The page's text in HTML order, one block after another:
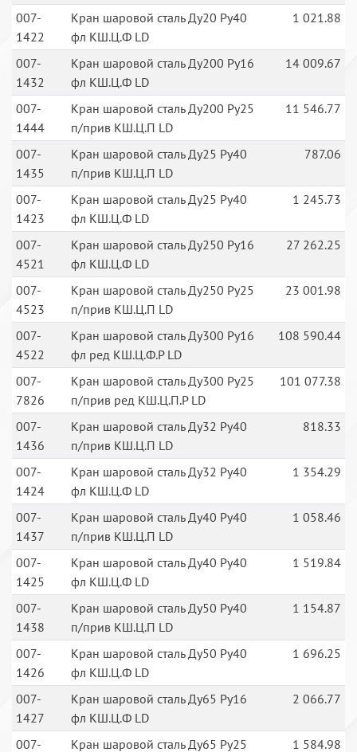
007-
1422
Кран шаровой сталь Ду20 Ру40
фл КШ.Ц.Ф LD
1 021.88
007-
1432
Кран шаровой сталь Ду200 Ру16
фл КШ.Ц.Ф LD
14 009.67
007-
1444
Кран шаровой сталь Ду200 Ру25
п/прив КШ.Ц.П LD
11 546.77
007-
1435
Кран шаровой сталь Ду25 Ру40
п/прив КШ.Ц.П LD
787.06
007-
1423
Кран шаровой сталь Ду25 Ру40
фл КШ.Ц.Ф LD
1 245.73
007-
4521
Кран шаровой сталь Ду250 Ру16
фл КШ.Ц.Ф LD
27 262.25
007-
4523
Кран шаровой сталь Ду250 Ру25
п/прив КШ.Ц.П LD
23 001.98
007-
4522
Кран шаровой сталь Ду300 Ру16
фл ред КШ.Ц.Ф.Р LD
108 590.44
007-
7826
Кран шаровой сталь Ду300 Ру25
п/прив ред КШ.Ц.П.Р LD
101 077.38
007-
1436
Кран шаровой сталь Ду32 Ру40
п/прив КШ.Ц.П LD
818.33
007-
1424
Кран шаровой сталь Ду32 Ру40
фл КШ.Ц.Ф LD
1 354.29
007-
1437
Кран шаровой сталь Ду40 Ру40
п/прив КШ.Ц.П LD
1 058.46
007-
1425
Кран шаровой сталь Ду40 Ру40
фл КШ.Ц.Ф LD
1 519.84
007-
1438
Кран шаровой сталь Ду50 Ру40
п/прив КШ.Ц.П LD
1 154.87
007-
1426
Кран шаровой сталь Ду50 Ру40
фл КШ.Ц.Ф LD
1 696.25
007-
1427
Кран шаровой сталь Ду65 Ру16
фл КШ.Ц.Ф LD
2 066.77
007- Кран шаровой сталь Ду65 Ру25 1 584.98